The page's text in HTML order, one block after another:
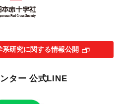
研究に関する情報公開
ター 公式LINE